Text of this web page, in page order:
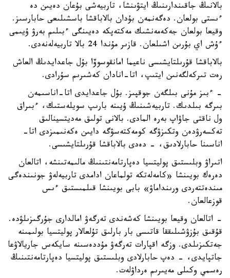
بالانىڭ جاقىندارىنىڭ ايتۋىنشا، تاربيەشى بۇعان دەيىن دە
ءىستى بولعان. دەگەنمەن بۇدان بالاباقشا باسشىلىعى حابارسىز.
وقيعا بولعان جەكەمەنشىك مەكتەپكە دەيىنگى ءبىلىم بەرۋ ۇيىمى
ءۇش اي بۇرىن اشىلعان. قازىر مۇندا 24 بالا تاربيەلەنەدى.
بالاباقشا قۇرىلتايشىسى ناعيما امانقوسوۆا بۇل جاعدايدىڭ العاش
رەت تىركەلگەنىن ايتىپ، اتا-انادان كەشىرىم سۇرادى.
- ءبىز مۇنى بىلگەن جوقپىز. بۇل جاعدايدى اتا-اناسىمەن
بىرگە بىلدىك. تاربيەشىنىڭ ۇيىنە بارىپ سويلەستىك، ءبىراق
ول ناقتى جاۋاپ بەرە المادى. بالانى تولىق مەديتسينالىق
تەكسەرۋدەن وتكىزۋگە كومەكتەسۋگە دايىن ەكەنىمىزدى اتا-
اناسىنا حابارلادىق، - دەدى بالاباقشا قۇرىلتايشىسى.
اتىراۋ وبلىستىق پوليتسيا دەپارتامەنتىنىڭ مالىمەتىنشە، اتالعان
دەرەك بويىنشا «كامەلەتكە تولماعان ادامدى تاربيەلەۋ جونىندەگى
مىندەتتەردى ورىنداماۋ» بابى بويىنشا قىلمىستىق ءىس
قوزعالعان.
- اتالعان وقيعا بويىنشا كەشەندى تەرگەۋ امالدارى جۇرگىزىلۋدە.
قۇقىق بۇزۋشىلىققا قاتىسى بار بارلىق تۇلعالار پوليتسيا بولىمىنە
جەتكىزىلدى. وزگە اقپارات تەرگەۋ مۇددەسىنە سايكەس جاريالاۋعا
جاتپايدى، - دەپ حابارلادى وبلىستىق پوليتسيا دەپارتامەنتىنىڭ
رەسمي وكىلى مەيىرىم ەرداۋلەت.